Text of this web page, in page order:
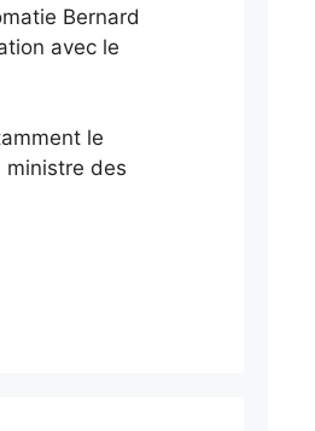
Bernard
avec le
le
ministre des